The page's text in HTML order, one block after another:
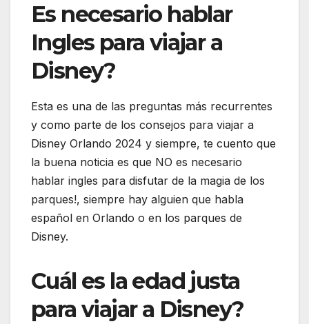
Es necesario hablar
Ingles para viajar a
Disney?
Esta es una de las preguntas más recurrentes
y como parte de los consejos para viajar a
Disney Orlando 2024 y siempre, te cuento que
la buena noticia es que NO es necesario
hablar ingles para disfutar de la magia de los
parques!, siempre hay alguien que habla
español en Orlando o en los parques de
Disney.
Cuál es la edad justa
para viajar a Disney?